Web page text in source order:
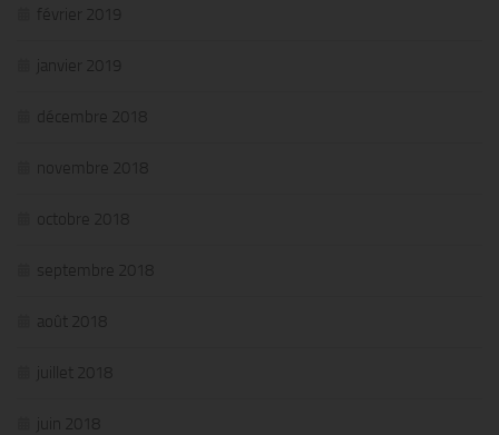
février 2019
janvier 2019
décembre 2018
novembre 2018
octobre 2018
septembre 2018
août 2018
juillet 2018
juin 2018